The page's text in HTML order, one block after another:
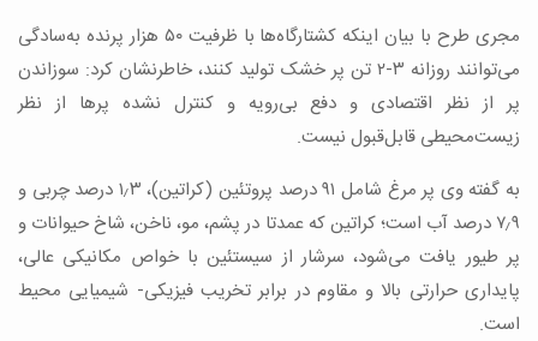
مجری طرح با بیان اینکه کشتارگاه‌ها با ظرفیت ۵۰ هزار پرنده به‌سادگی
می‌توانند روزانه ۳-۲ تن پر خشک تولید کنند، خاطرنشان کرد: سوزاندن
پر از نظر اقتصادی و دفع بی‌رویه و کنترل ‌نشده پرها از نظر
زیست‌محیطی قابل‌قبول نیست.
به گفته وی پر مرغ شامل ۹۱ درصد پروتئین (کراتین)، ۱٫۳ درصد چربی و
۷٫۹ درصد آب است؛ کراتین که عمدتا در پشم، مو، ناخن، شاخ حیوانات و
پر طیور یافت می‌شود، سرشار از سیستئین با خواص مکانیکی عالی،
پایداری حرارتی بالا و مقاوم در برابر تخریب فیزیکی- شیمیایی محیط
است.